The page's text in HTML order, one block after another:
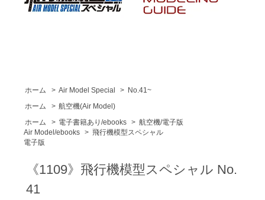
ホーム > Air Model Special > No.41~
ホーム
> 航空機(Air Model)
ホーム
> 電子書籍あり/ebooks > 航空機/電子版
Air Model/ebooks > 飛行機模型スペシャル
電子版
《1109》飛行機模型スペシャル No.
41